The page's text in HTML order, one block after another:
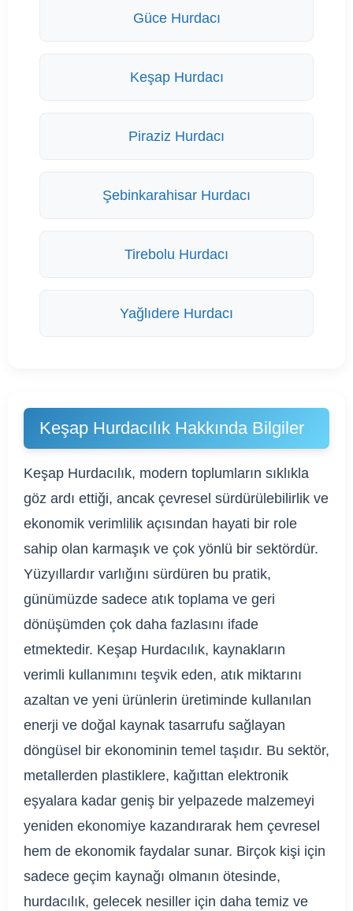
Güce Hurdacı
Keşap Hurdacı
Piraziz Hurdacı
Şebinkarahisar Hurdacı
Tirebolu Hurdacı
Yağlıdere Hurdacı
Keşap Hurdacılık Hakkında Bilgiler
Keşap Hurdacılık, modern toplumların sıklıkla
göz ardı ettiği, ancak çevresel sürdürülebilirlik ve
ekonomik verimlilik açısından hayati bir role
sahip olan karmaşık ve çok yönlü bir sektördür.
Yüzyıllardır varlığını sürdüren bu pratik,
günümüzde sadece atık toplama ve geri
dönüşümden çok daha fazlasını ifade
etmektedir. Keşap Hurdacılık, kaynakların
verimli kullanımını teşvik eden, atık miktarını
azaltan ve yeni ürünlerin üretiminde kullanılan
enerji ve doğal kaynak tasarrufu sağlayan
döngüsel bir ekonominin temel taşıdır. Bu sektör,
metallerden plastiklere, kağıttan elektronik
eşyalara kadar geniş bir yelpazede malzemeyi
yeniden ekonomiye kazandırarak hem çevresel
hem de ekonomik faydalar sunar. Birçok kişi için
sadece geçim kaynağı olmanın ötesinde,
hurdacılık, gelecek nesiller için daha temiz ve